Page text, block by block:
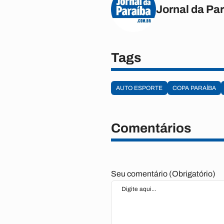
Jornal da
Tags
AUTO ESPORTE COPA PARAÍBA
Comentários
Seu comentário (Obrigatório)